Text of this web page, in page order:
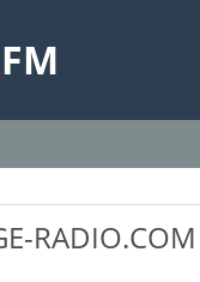
FM